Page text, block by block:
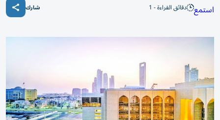
استمع دقائق القراءة - 1 شارك